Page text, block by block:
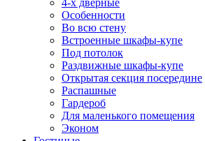
4-х дверные
Особенности
Во всю стену
Встроенные шкафы-купе
Под потолок
Раздвижные шкафы-купе
Открытая секция посередине
Распашные
Гардероб
Для маленького помещения
Эконом